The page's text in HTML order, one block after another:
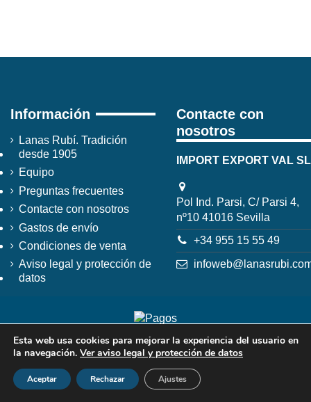
Información
Lanas Rubí. Tradición
desde 1905
Equipo
Preguntas frecuentes
Contacte con nosotros
Gastos de envío
Condiciones de venta
Aviso legal y protección de
datos
Contacte con
nosotros
IMPORT EXPORT VAL SL
Pol Ind. Parsi, C/ Parsi 4,
nº10 41016 Sevilla
+34 955 15 55 49
Esta web usa cookies para mejorar la experiencia del usuario en
la navegación. Ver aviso legal y protección de datos
Aceptar Rechazar Ajustes